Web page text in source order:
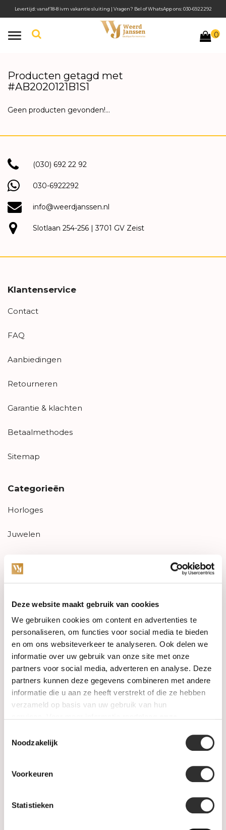
Deze website maakt gebruik van cookies
We gebruiken cookies om content en advertenties te
personaliseren, om functies voor social media te bieden
en om ons websiteverkeer te analyseren. Ook delen we
informatie over uw gebruik van onze site met onze
partners voor social media, adverteren en analyse. Deze
partners kunnen deze gegevens combineren met andere
informatie die u aan ze heeft verstrekt of die ze hebben
verzameld op basis van uw gebruik van hun
Noodzakelijk
Voorkeuren
Statistieken
Toggle
0
Levertijd: vanaf 18-8 ivm vakantie sluiting | Vragen? Bel of WhatsApp ons: 030-6922292
Producten getagd met
#AB2020121B1S1
Geen producten gevonden!...
(030) 692 22 92
030-6922292
info@weerdjanssen.nl
Slotlaan 254-256 | 3701 GV Zeist
Klantenservice
Contact
FAQ
Aanbiedingen
Retourneren
Garantie & klachten
Betaalmethodes
Sitemap
Categorieën
Horloges
Juwelen
PRE-OWNED
Luxe Accessoires
Informatie
Heren Sieraden
SALE
Levertijd & verzendkosten